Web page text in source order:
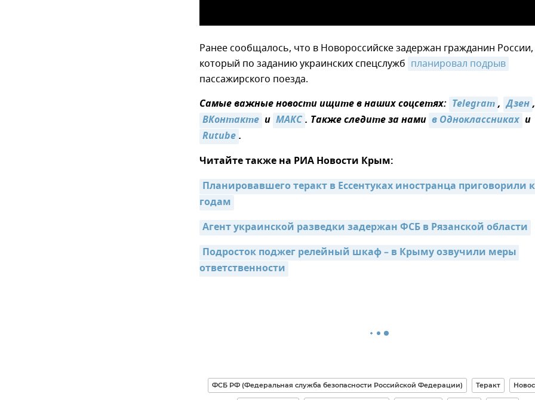
Ранее сообщалось, что в Новороссийске задержан гражданин России,
который по заданию украинских спецслужб планировал подрыв
пассажирского поезда.
Самые важные новости ищите в наших соцсетях: Telegram, Дзен,
ВКонтакте и МАКС. Также следите за нами в Одноклассниках и
Rutube.
Читайте также на РИА Новости Крым:
Планировавшего теракт в Ессентуках иностранца приговорили
годам
Агент украинской разведки задержан ФСБ в Рязанской области
Подросток поджег релейный шкаф – в Крыму озвучили меры
ответственности
ФСБ РФ (Федеральная служба безопасности Российской Федерации) Теракт